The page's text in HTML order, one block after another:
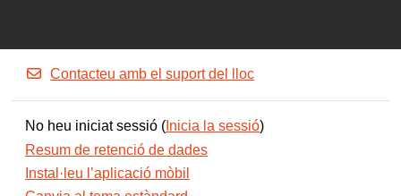
Contacteu amb el suport del lloc
No heu iniciat sessió ( Inicia la sessió)
Resum de retenció de dades
Instal·leu l’aplicació mòbil